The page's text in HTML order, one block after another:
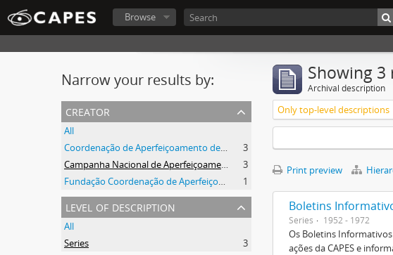
Browse
Narrow your results by:
creator
All
Coordenação de Aperfeiçoamento de Pessoal de Nível Superior (CAPES)
3
Campanha Nacional de Aperfeiçoamento de Pessoal de Nível Superior (CAPES)
3
Fundação Coordenação de Aperfeiçoamento de Pessoal de Nível Superior (CAPES)
1
level of description
All
Series
3
Showing 3
Archival description
Only top-level descriptions
Print preview
Boletins
Series 1952 - 1972
Os Boletins
ações da CAPES e